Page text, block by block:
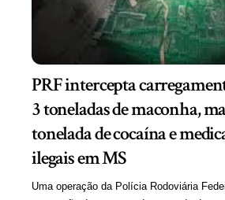
PRF intercepta
3 toneladas de maconha,
tonelada de cocaína e
ilegais em MS
Uma operação da Polícia Rodoviária